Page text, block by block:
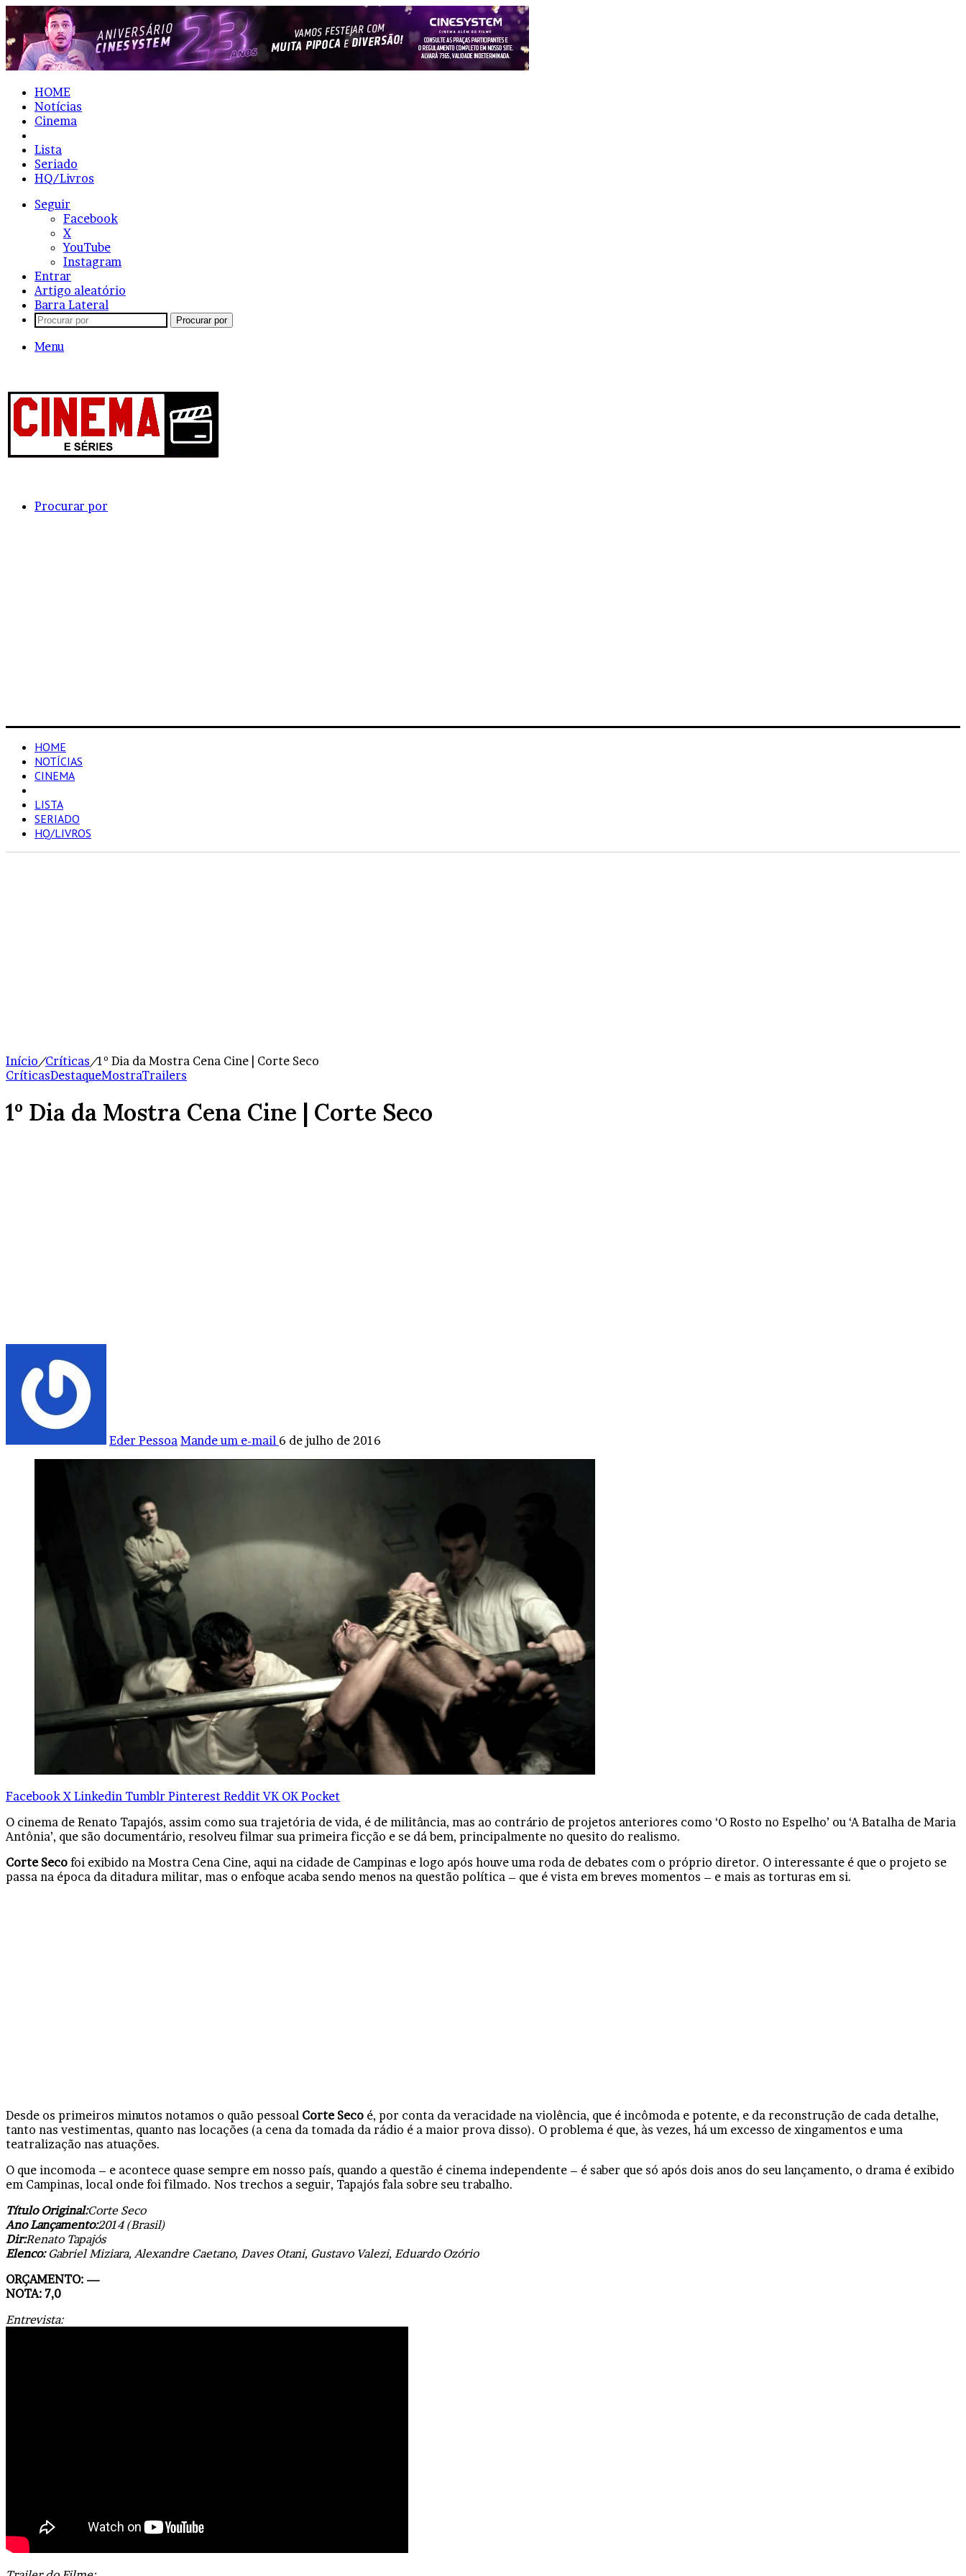
HOME
Notícias
Cinema
Lista
Seriado
HQ/Livros
Seguir
Facebook
X
YouTube
Instagram
Entrar
Artigo aleatório
Barra Lateral
Procurar por
Menu
Procurar por
HOME
NOTÍCIAS
CINEMA
LISTA
SERIADO
HQ/LIVROS
Início/Críticas/1º Dia da Mostra Cena Cine | Corte Seco
CríticasDestaqueMostraTrailers
1º Dia da Mostra Cena Cine | Corte Seco
Eder Pessoa Mande um e-mail 6 de julho de 2016
Facebook X Linkedin Tumblr Pinterest Reddit VK OK Pocket
O cinema de Renato Tapajós, assim como sua trajetória de vida, é de militância, mas ao contrário de projetos anteriores como ‘O Rosto no Espelho’ ou ‘A Batalha de Maria
Antônia’, que são documentário, resolveu filmar sua primeira ficção e se dá bem, principalmente no quesito do realismo.
Corte Seco foi exibido na Mostra Cena Cine, aqui na cidade de Campinas e logo após houve uma roda de debates com o próprio diretor. O interessante é que o projeto se
passa na época da ditadura militar, mas o enfoque acaba sendo menos na questão política – que é vista em breves momentos – e mais as torturas em si.
Desde os primeiros minutos notamos o quão pessoal Corte Seco é, por conta da veracidade na violência, que é incômoda e potente, e da reconstrução de cada detalhe,
tanto nas vestimentas, quanto nas locações (a cena da tomada da rádio é a maior prova disso). O problema é que, às vezes, há um excesso de xingamentos e uma
teatralização nas atuações.
O que incomoda – e acontece quase sempre em nosso país, quando a questão é cinema independente – é saber que só após dois anos do seu lançamento, o drama é exibido
em Campinas, local onde foi filmado. Nos trechos a seguir, Tapajós fala sobre seu trabalho.
Título Original:Corte Seco
Ano Lançamento:2014 (Brasil)
Dir:Renato Tapajós
Elenco:Gabriel Miziara, Alexandre Caetano, Daves Otani, Gustavo Valezi, Eduardo Ozório
ORÇAMENTO: —
NOTA: 7,0
Entrevista: